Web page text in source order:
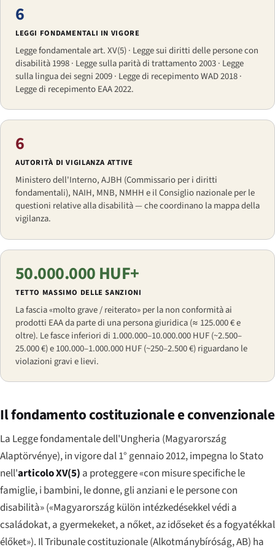
6
LEGGI FONDAMENTALI IN VIGORE
Legge fondamentale art. XV(5) · Legge sui diritti delle persone con
disabilità 1998 · Legge sulla parità di trattamento 2003 · Legge
sulla lingua dei segni 2009 · Legge di recepimento WAD 2018 ·
Legge di recepimento EAA 2022.
6
AUTORITÀ DI VIGILANZA ATTIVE
Ministero dell'Interno, AJBH (Commissario per i diritti
fondamentali), NAIH, MNB, NMHH e il Consiglio nazionale per le
questioni relative alla disabilità — che coordinano la mappa della
vigilanza.
50.000.000 HUF+
TETTO MASSIMO DELLE SANZIONI
La fascia «molto grave / reiterato» per la non conformità ai
prodotti EAA da parte di una persona giuridica (≈ 125.000 € e
oltre). Le fasce inferiori di 1.000.000–10.000.000 HUF (~2.500–
25.000 €) e 100.000–1.000.000 HUF (~250–2.500 €) riguardano le
violazioni gravi e lievi.
Il fondamento costituzionale e convenzionale
La Legge fondamentale dell'Ungheria (Magyarország
Alaptörvénye), in vigore dal 1° gennaio 2012, impegna lo Stato
nell'articolo XV(5) a proteggere «con misure specifiche le
famiglie, i bambini, le donne, gli anziani e le persone con
disabilità» («Magyarország külön intézkedésekkel védi a
családokat, a gyermekeket, a nőket, az időseket és a fogyatékkal
élőket»). Il Tribunale costituzionale (Alkotmánybíróság, AB) ha